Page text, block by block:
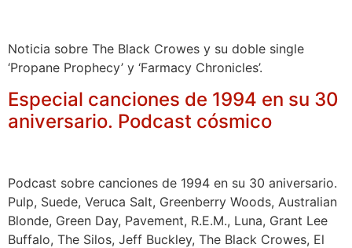
Noticia sobre The Black Crowes y su doble single
‘Propane Prophecy’ y ‘Farmacy Chronicles’.
Especial canciones de 1994 en su 30
aniversario. Podcast cósmico
Podcast sobre canciones de 1994 en su 30 aniversario.
Pulp, Suede, Veruca Salt, Greenberry Woods, Australian
Blonde, Green Day, Pavement, R.E.M., Luna, Grant Lee
Buffalo, The Silos, Jeff Buckley, The Black Crowes, El